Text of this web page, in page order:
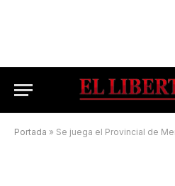
Portada » Se juega el Provincial de